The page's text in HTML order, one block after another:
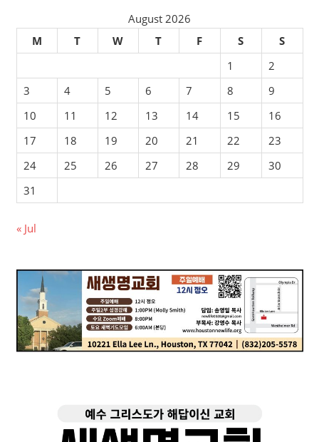
August 2026
M
T W T F S
S
1
2
3
4 5 6 7 8
9
10
11 12 13 14 15
16
17
18 19 20 21 22
23
24
25 26 27 28 29
30
31
« Jul